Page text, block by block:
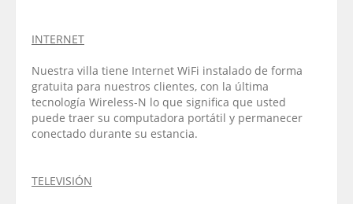
INTERNET
Nuestra villa tiene Internet WiFi instalado de forma
gratuita para nuestros clientes, con la última
tecnología Wireless-N lo que significa que usted
puede traer su computadora portátil y permanecer
conectado durante su estancia.
TELEVISIÓN